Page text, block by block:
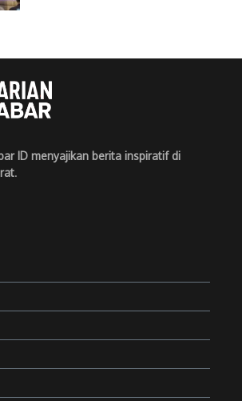
ID menyajikan berita inspiratif di
.